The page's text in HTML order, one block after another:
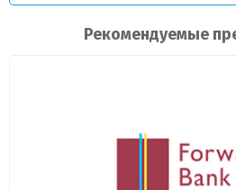
Рекомендуемые